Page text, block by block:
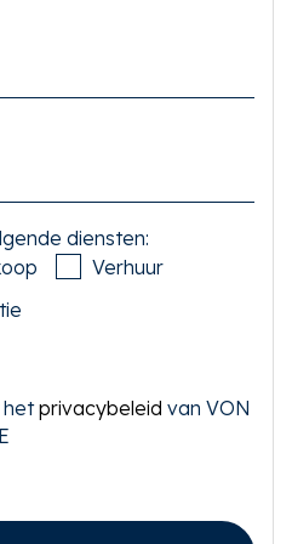
u specifieke wensen heeft omtrent
te (laten) doen. Indien u geen
1st, 2nd and 3rd floor with roofterrace
in the heart of the Centre between
is situated in the cozy and
in the heart of the Amsterdam canal
charm at the same time.
Marqt, but also many cozy cafes,
and bus stop Nieuwezijds Kolk and
diensten:
Verhuur
hetprivacybeleid van VON